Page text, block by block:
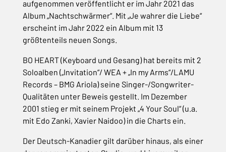
aufgenommen veröffentlicht er im Jahr 2021 das
Album „Nachtschwärmer“. Mit „Je wahrer die Liebe“
erscheint im Jahr 2022 ein Album mit 13
größtenteils neuen Songs.
BO HEART (Keyboard und Gesang) hat bereits mit 2
Soloalben („Invitation“/ WEA + „In my Arms“/LAMU
Records – BMG Ariola) seine Singer-/Songwriter-
Qualitäten unter Beweis gestellt. Im Dezember
2001 stieg er mit seinem Projekt „4 Your Soul“ (u.a.
mit Edo Zanki, Xavier Naidoo) in die Charts ein.
Der Deutsch-Kanadier gilt darüber hinaus, als einer